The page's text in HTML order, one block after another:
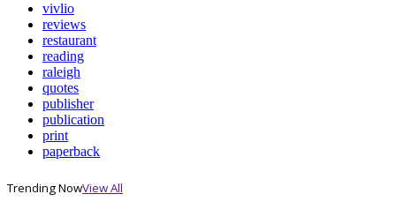
vivlio
reviews
restaurant
reading
raleigh
quotes
publisher
publication
print
paperback
Trending NowView All